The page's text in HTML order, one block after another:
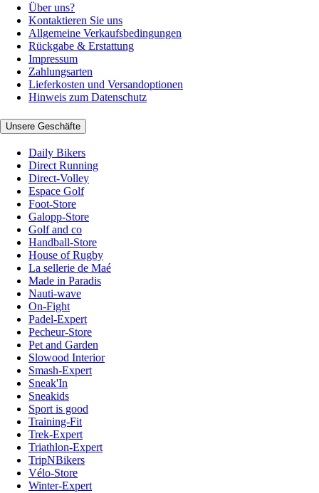
Über uns?
Kontaktieren Sie uns
Allgemeine Verkaufsbedingungen
Rückgabe & Erstattung
Impressum
Zahlungsarten
Lieferkosten und Versandoptionen
Hinweis zum Datenschutz
Unsere Geschäfte
Daily Bikers
Direct Running
Direct-Volley
Espace Golf
Foot-Store
Galopp-Store
Golf and co
Handball-Store
House of Rugby
La sellerie de Maé
Made in Paradis
Nauti-wave
On-Fight
Padel-Expert
Pecheur-Store
Pet and Garden
Slowood Interior
Smash-Expert
Sneak'In
Sneakids
Sport is good
Training-Fit
Trek-Expert
Triathlon-Expert
TripNBikers
Vélo-Store
Winter-Expert